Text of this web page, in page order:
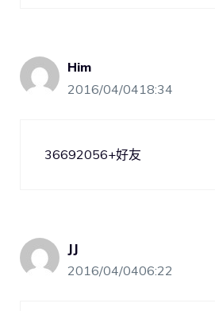
Him
2016/04/0418:34
36692056+好友
JJ
2016/04/0406:22